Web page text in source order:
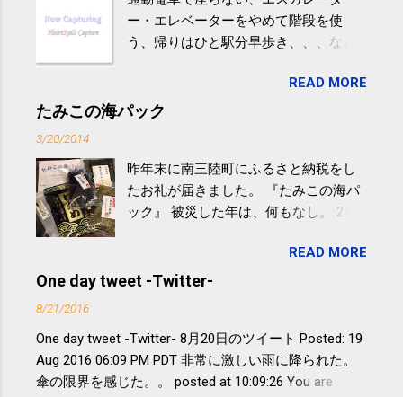
ー・エレベーターをやめて階段を使
う、帰りはひと駅分早歩き、、、など
やすい。 スポーツウェア・シューズで
するものだけが運動ではない。 食べ
けると改善する、との結果を筑波大の
研究チームが発表した。改善が期待で
きるのは、過度の飲酒が原因ではない
減らなくても効果があるという。 正田
教授は「汗ばむ程度の運動を毎日３０
波大「減量しなくても効果」 - ニュー
ス - アピタル（医療・健康）
READ MORE
たみこの海パック
3/20/2014
昨年末に南三陸町にふるさと納税をし
たお礼が届きました。 『たみこの海パ
ック』 被災した年は、何もなし。 2年
が『たみこの海パック』。 ボランティ
アや募金が苦手で、、、被災地の少し
全く考えていなかったので、貰えると
少しづつ復興してる感が伝わってきて
嬉しいです。 あと、ふるさと納税が節
READ MORE
One day tweet -Twitter-
8/21/2016
One day tweet -Twitter- 8月20日のツイート Posted: 19
Aug 2016 06:09 PM PDT 非常に激しい雨に降られた。
傘の限界を感じた。。 posted at 10:09:26 You are